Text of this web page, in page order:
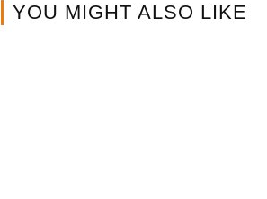
YOU MIGHT ALSO LIKE